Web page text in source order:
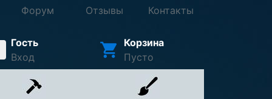
Форум Отзывы Контакты
Гость
Вход
Корзина
Пусто